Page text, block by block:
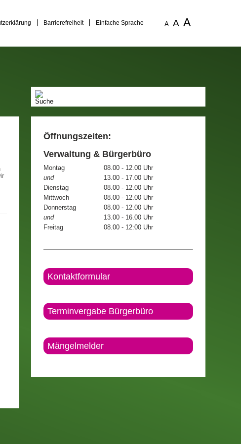
Barrierefreiheit Einfache Sprache A A A
Öffnungszeiten:
Verwaltung & Bürgerbüro
Montag
08.00 - 12.00 Uhr
und
13.00 - 17.00 Uhr
Dienstag
08.00 - 12.00 Uhr
Mittwoch
08.00 - 12.00 Uhr
Donnerstag
08.00 - 12.00 Uhr
und
13.00 - 16.00 Uhr
Freitag
08.00 - 12:00 Uhr
Kontaktformular
Terminvergabe Bürgerbüro
Mängelmelder